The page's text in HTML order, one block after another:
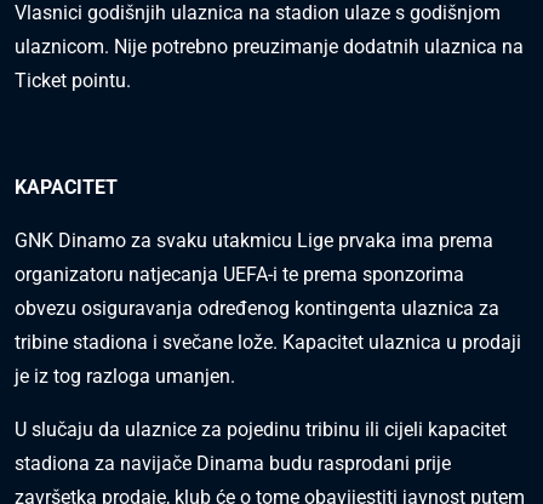
Vlasnici godišnjih ulaznica na stadion ulaze s godišnjom
ulaznicom. Nije potrebno preuzimanje dodatnih ulaznica na
Ticket pointu.
KAPACITET
GNK Dinamo za svaku utakmicu Lige prvaka ima prema
organizatoru natjecanja UEFA-i te prema sponzorima
obvezu osiguravanja određenog kontingenta ulaznica za
tribine stadiona i svečane lože. Kapacitet ulaznica u prodaji
je iz tog razloga umanjen.
U slučaju da ulaznice za pojedinu tribinu ili cijeli kapacitet
stadiona za navijače Dinama budu rasprodani prije
završetka prodaje, klub će o tome obavijestiti javnost putem